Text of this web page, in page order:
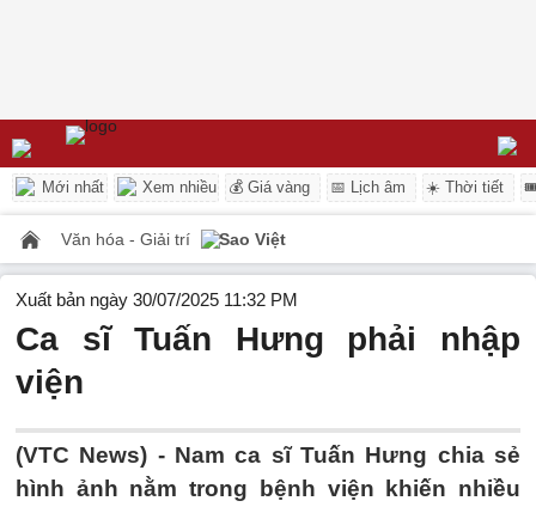
Mới nhất Xem nhiều 💰 Giá vàng 📅 Lịch âm ☀️ Thời tiết
Văn hóa - Giải trí Sao Việt
Xuất bản ngày 30/07/2025 11:32 PM
Ca sĩ Tuấn Hưng phải nhập
viện
(VTC News) - Nam ca sĩ Tuấn Hưng chia sẻ
hình ảnh nằm trong bệnh viện khiến nhiều